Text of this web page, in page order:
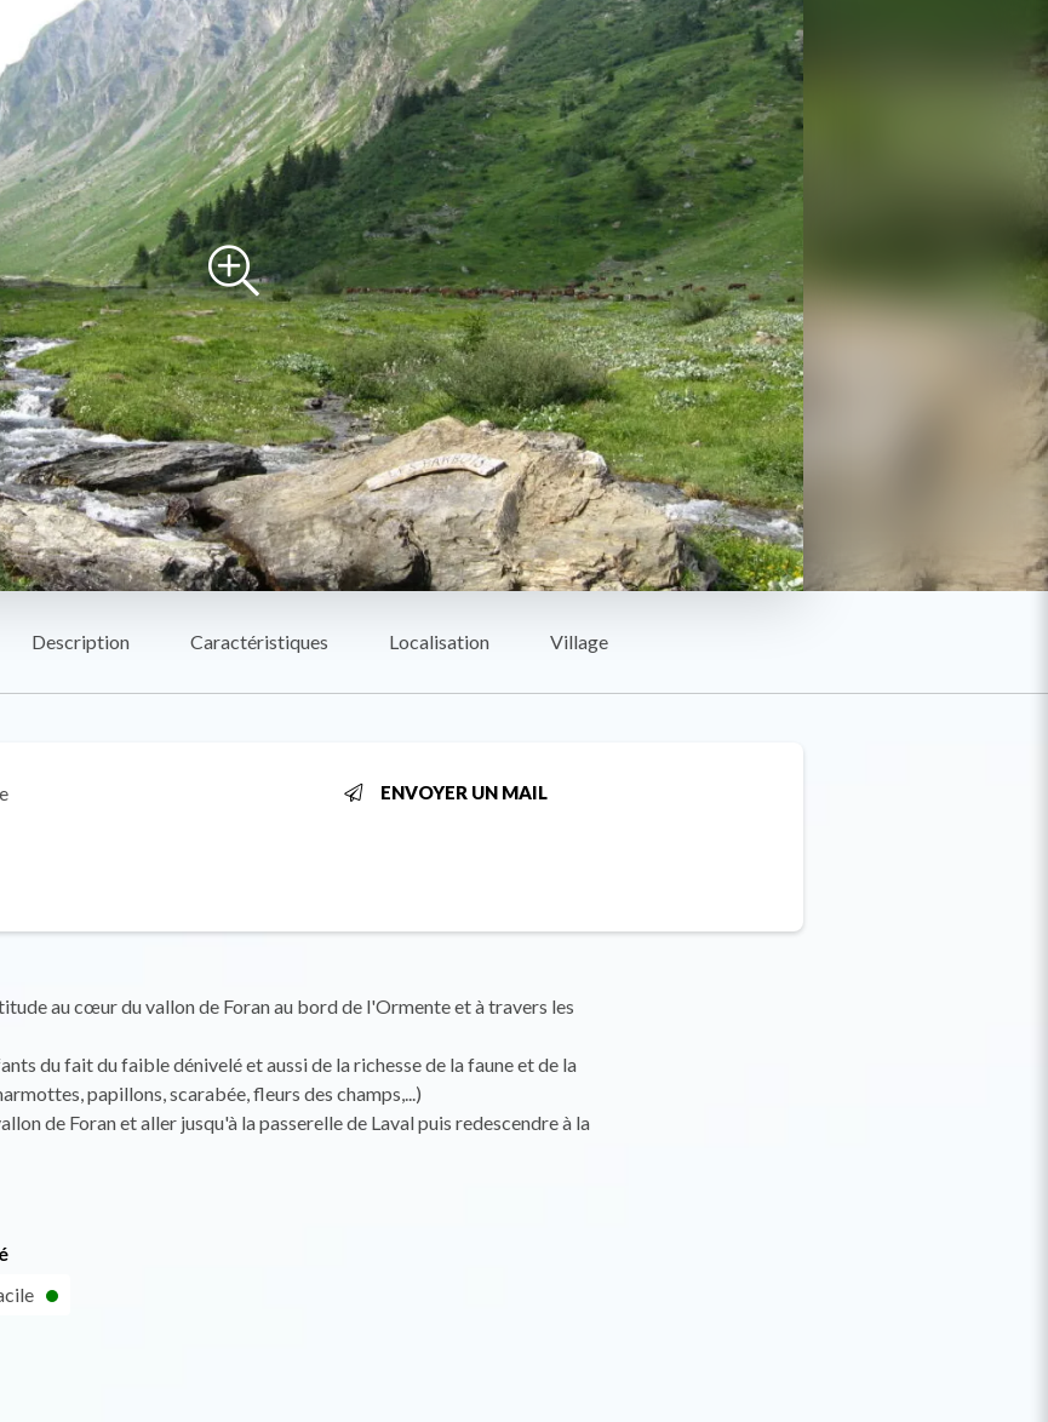
Description Caractéristiques Localisation Village
ENVOYER UN MAIL
au cœur du vallon de Foran au bord de l'Ormente et à travers les
du fait du faible dénivelé et aussi de la richesse de la faune et de la
papillons, scarabée, fleurs des champs,...)
de Foran et aller jusqu'à la passerelle de Laval puis redescendre à la